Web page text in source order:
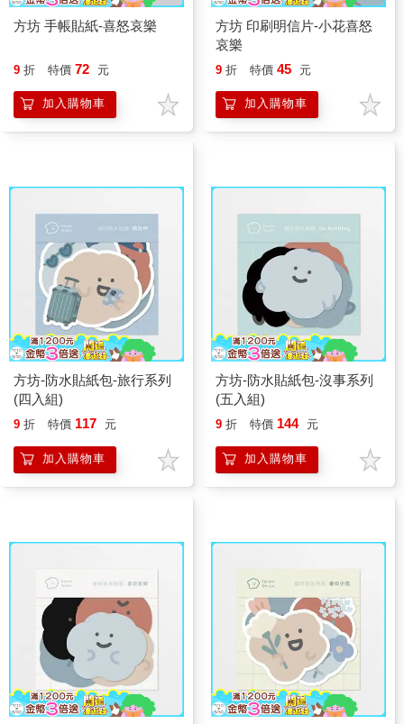
方坊 手帳貼紙-喜怒哀樂
9 折 特價 72 元
加入購物車
方坊 印刷明信片-小花喜怒
哀樂
9 折 特價 45 元
加入購物車
方坊-防水貼紙包-旅行系列
(四入組)
9 折 特價 117 元
加入購物車
方坊-防水貼紙包-沒事系列
(五入組)
9 折 特價 144 元
加入購物車